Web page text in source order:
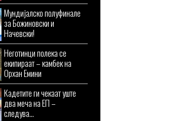
Мундијалско полуфинале
за Божиновски и
Начевски!
Неготинци полека се
екипираат – камбек на
Орхан Емини
Кадетите ги чекаат уште
два меча на ЕП –
следува...